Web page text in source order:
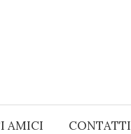
AMICI CONTATTI